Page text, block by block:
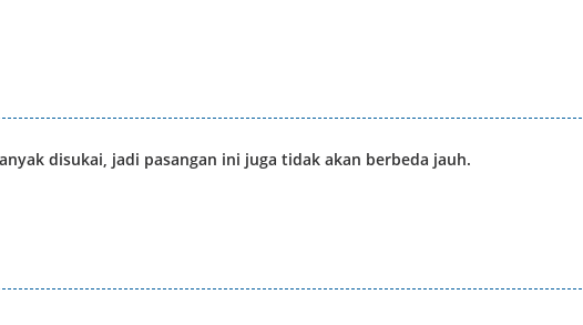
disukai, jadi pasangan ini juga tidak akan berbeda jauh.